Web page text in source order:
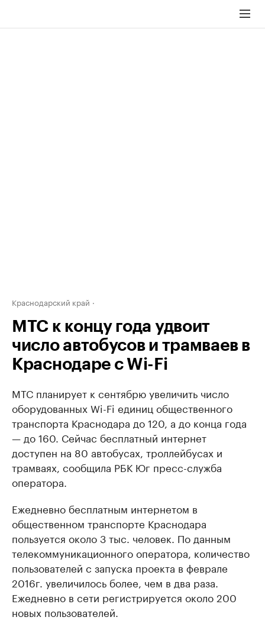
Краснодарский край
МТС к концу года удвоит
число автобусов и трамваев в
Краснодаре с Wi-Fi
МТС планирует к сентябрю увеличить число
оборудованных Wi-Fi единиц общественного
транспорта Краснодара до 120, а до конца года
— до 160. Сейчас бесплатный интернет
доступен на 80 автобусах, троллейбусах и
трамваях, сообщила РБК Юг пресс-служба
оператора.
Ежедневно бесплатным интернетом в
общественном транспорте Краснодара
пользуется около 3 тыс. человек. По данным
телекоммуникационного оператора, количество
пользователей с запуска проекта в феврале
2016г. увеличилось более, чем в два раза.
Ежедневно в сети регистрируется около 200
новых пользователей.